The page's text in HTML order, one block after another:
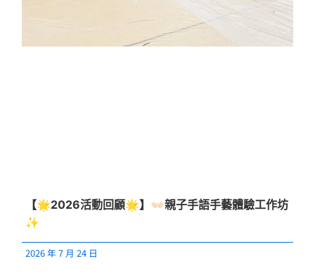
【🌟2026活動回顧🌟】👐🏻親子手語手藝體驗工作坊
✨
2026 年 7 月 24 日